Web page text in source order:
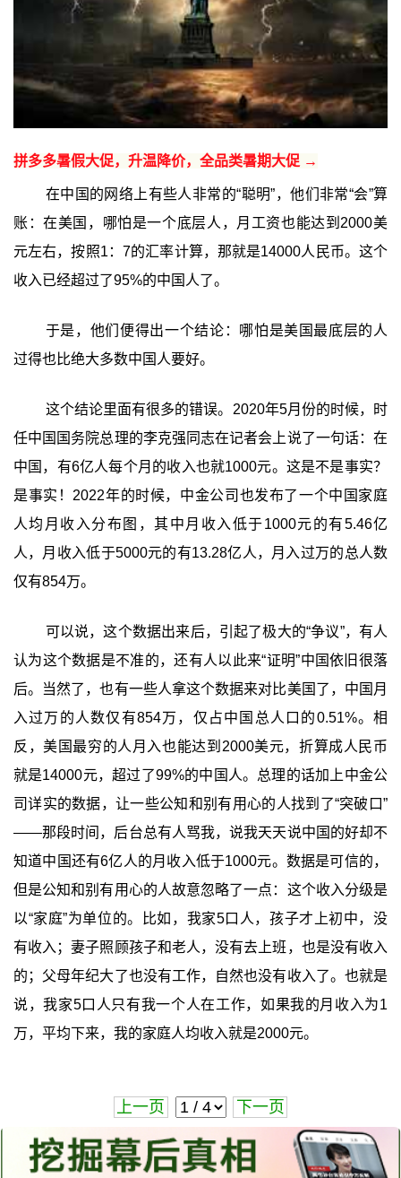
拼多多暑假大促，升温降价，全品类暑期大促 →
在中国的网络上有些人非常的“聪明”，他们非常“会”算
账：在美国，哪怕是一个底层人，月工资也能达到2000美
元左右，按照1：7的汇率计算，那就是14000人民币。这个
收入已经超过了95%的中国人了。
于是，他们便得出一个结论：哪怕是美国最底层的人
过得也比绝大多数中国人要好。
这个结论里面有很多的错误。2020年5月份的时候，时
任中国国务院总理的李克强同志在记者会上说了一句话：在
中国，有6亿人每个月的收入也就1000元。这是不是事实？
是事实！2022‍年的时候，中金公司也发布了一个中国家庭
人均月收入分布图，其中月收入低于1000元的有5.46亿
人，月收入低于5000元的有13.28亿人，月入过万的总人数
仅有854万。
可以说，这个数据出来后，引起了极大的“争议”，有人
认为这个数据是不准的，还有人以此来“证明”中国依旧很落
后。当然了，也有一些人拿这个数据来对比美国了，中国月
入过万的人数仅有854万，仅占中国总人口的0.51%。相
反，美国最穷的人月入也能达到2000美元，折算成人民币
就是14000元，超过了99%的中国人。总理的话加上中金公
司详实的数据，让一些公知和别有用心的人找到了“突破口”
——那段时间，后台总有人骂我，说我天天说中国的好却不
知道中国还有6亿人的月收入低于1000元。数据是可信的，
但是公知和别有用心的人故意忽略了一点：这个收入分级是
以“家庭”为单位的。比如，我家5口人，孩子才上初中，没
有收入；妻子照顾孩子和老人，没有去上班，也是没有收入
的；父母年纪大了也没有工作，自然也没有收入了。也就是
说，我家5口人只有我一个人在工作，如果我的月收入为1
万，平均下来，我的家庭人均收入就是2000元。
上一页 下一页